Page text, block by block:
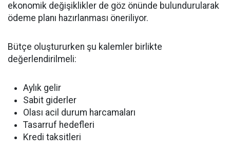
ekonomik değişiklikler de göz önünde bulundurularak
ödeme planı hazırlanması öneriliyor.
Bütçe oluştururken şu kalemler birlikte
değerlendirilmeli:
Aylık gelir
Sabit giderler
Olası acil durum harcamaları
Tasarruf hedefleri
Kredi taksitleri